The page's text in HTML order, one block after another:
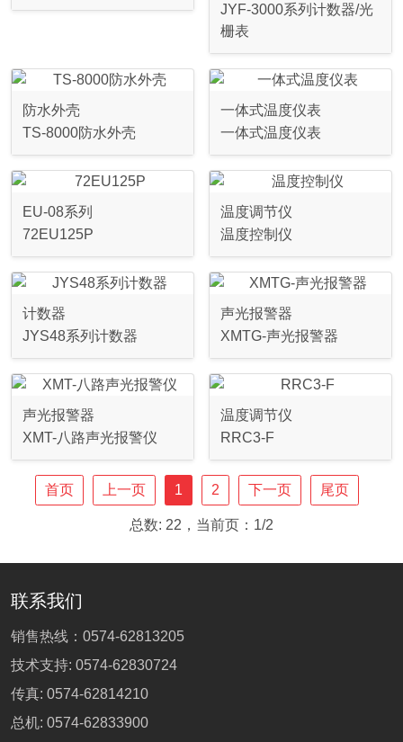
JYF-3000系列计数器/光
栅表
防水外壳
TS-8000防水外壳
一体式温度仪表
一体式温度仪表
EU-08系列
72EU125P
温度调节仪
温度控制仪
计数器
JYS48系列计数器
声光报警器
XMTG-声光报警器
声光报警器
XMT-八路声光报警仪
温度调节仪
RRC3-F
首页 上一页 1 2 下一页 尾页
总数: 22，当前页：1/2
联系我们
销售热线： 0574-62813205
技术支持: 0574-62830724
传真: 0574-62814210
总机: 0574-62833900